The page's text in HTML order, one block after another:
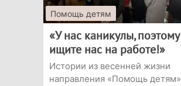
Помощь детям
«У нас каникулы, поэтому
ищите нас на работе!»
Истории из весенней жизни
направления «Помощь детям»